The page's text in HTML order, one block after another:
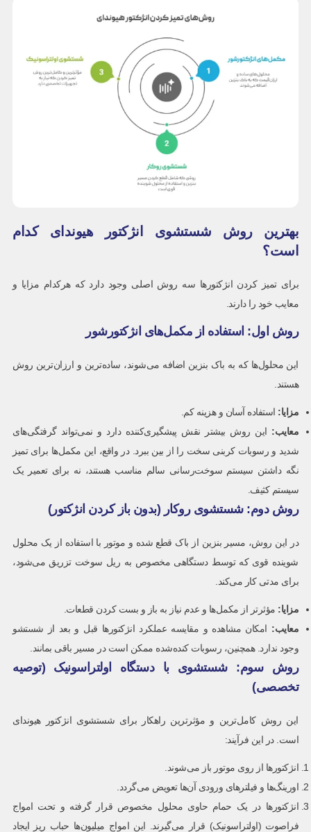
بهترین روش شستشوی انژکتور هیوندای کدام
است؟
برای تمیز کردن انژکتورها سه روش اصلی وجود دارد که هرکدام مزایا و
معایب خود را دارند.
روش اول: استفاده از مکمل‌های انژکتورشور
این محلول‌ها که به باک بنزین اضافه می‌شوند، ساده‌ترین و ارزان‌ترین روش
هستند.
مزایا: استفاده آسان و هزینه کم.
معایب: این روش بیشتر نقش پیشگیری‌کننده دارد و نمی‌تواند گرفتگی‌های
شدید و رسوبات کربنی سخت را از بین ببرد. در واقع، این مکمل‌ها برای تمیز
نگه داشتن سیستم سوخت‌رسانی سالم مناسب هستند، نه برای تعمیر یک
سیستم کثیف.
روش دوم: شستشوی روکار (بدون باز کردن انژکتور)
در این روش، مسیر بنزین از باک قطع شده و موتور با استفاده از یک محلول
شوینده قوی که توسط دستگاهی مخصوص به ریل سوخت تزریق می‌شود،
برای مدتی کار می‌کند.
مزایا: مؤثرتر از مکمل‌ها و عدم نیاز به باز و بست کردن قطعات.
معایب: امکان مشاهده و مقایسه عملکرد انژکتورها قبل و بعد از شستشو
وجود ندارد. همچنین، رسوبات کنده‌شده ممکن است در مسیر باقی بمانند.
روش سوم: شستشوی با دستگاه اولتراسونیک (توصیه
تخصصی)
این روش کامل‌ترین و مؤثرترین راهکار برای شستشوی انژکتور هیوندای
است. در این فرآیند:
انژکتورها از روی موتور باز می‌شوند.
اورینگ‌ها و فیلترهای ورودی آن‌ها تعویض می‌گردد.
انژکتورها در یک حمام حاوی محلول مخصوص قرار گرفته و تحت امواج
فراصوت (اولتراسونیک) قرار می‌گیرند. این امواج میلیون‌ها حباب ریز ایجاد